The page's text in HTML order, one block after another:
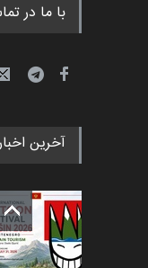
با ما در
آخرین